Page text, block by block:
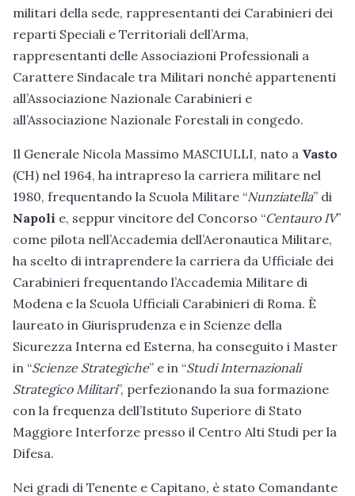
militari della sede, rappresentanti dei Carabinieri dei
reparti Speciali e Territoriali dell’Arma,
rappresentanti delle Associazioni Professionali a
Carattere Sindacale tra Militari nonché appartenenti
all’Associazione Nazionale Carabinieri e
all’Associazione Nazionale Forestali in congedo.
Il Generale Nicola Massimo MASCIULLI, nato a Vasto
(CH) nel 1964, ha intrapreso la carriera militare nel
1980, frequentando la Scuola Militare “Nunziatella” di
Napoli e, seppur vincitore del Concorso “Centauro IV”
come pilota nell’Accademia dell’Aeronautica Militare,
ha scelto di intraprendere la carriera da Ufficiale dei
Carabinieri frequentando l’Accademia Militare di
Modena e la Scuola Ufficiali Carabinieri di Roma. È
laureato in Giurisprudenza e in Scienze della
Sicurezza Interna ed Esterna, ha conseguito i Master
in “Scienze Strategiche” e in “Studi Internazionali
Strategico Militari”, perfezionando la sua formazione
con la frequenza dell’Istituto Superiore di Stato
Maggiore Interforze presso il Centro Alti Studi per la
Difesa.
Nei gradi di Tenente e Capitano, è stato Comandante